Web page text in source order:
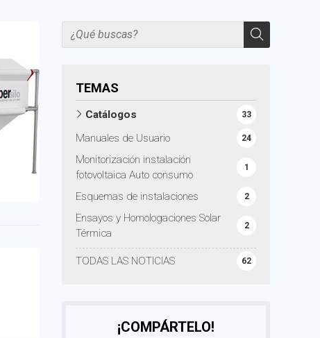
TEMAS
TODAS LAS NOTICIAS 62
Catálogos 33
Manuales de Usuario 24
Monitorización instalación
fotovoltaica Auto consumo
1
Esquemas de instalaciones 2
Ensayos y Homologaciones Solar
Térmica
2
¡COMPÁRTELO!